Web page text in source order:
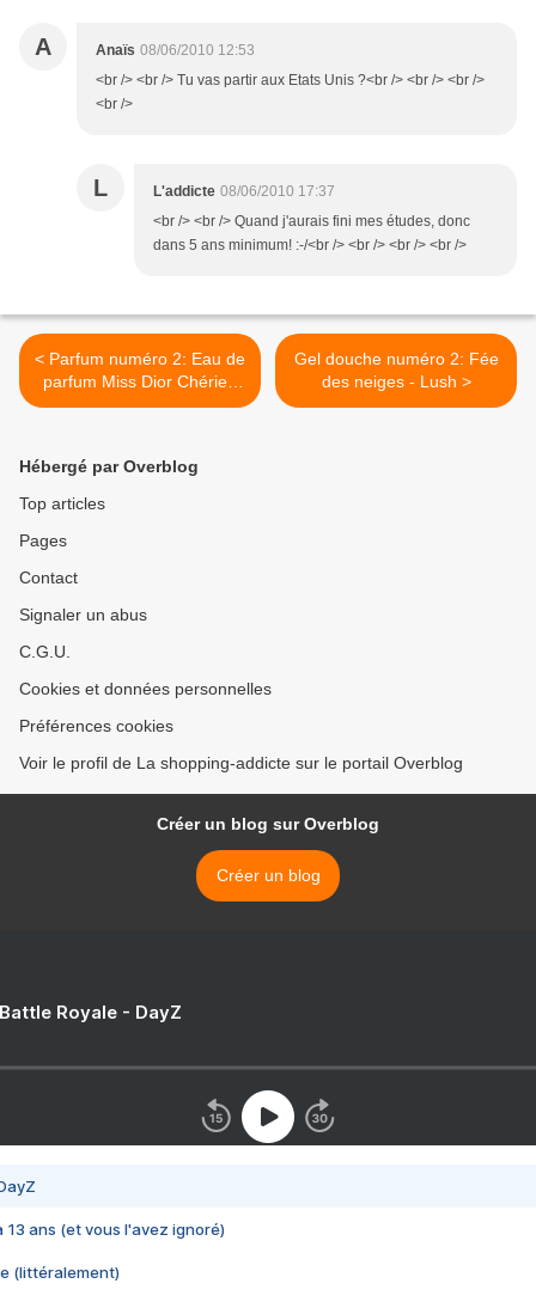
A Anaïs 08/06/2010 12:53
<br /> <br /> Tu vas partir aux Etats Unis ?<br /> <br /> <br />
<br />
L L'addicte 08/06/2010 17:37
<br /> <br /> Quand j'aurais fini mes études, donc
dans 5 ans minimum! :-/<br /> <br /> <br /> <br />
< Parfum numéro 2: Eau de
parfum Miss Dior Chérie -
Dior
Gel douche numéro 2: Fée
des neiges - Lush >
Hébergé par Overblog
Top articles
Pages
Contact
Signaler un abus
C.G.U.
Cookies et données personnelles
Préférences cookies
Voir le profil de La shopping-addicte sur le portail Overblog
Créer un blog sur Overblog
Créer un blog
Royale - DayZ
13 ans (et vous l'avez ignoré)
(littéralement)